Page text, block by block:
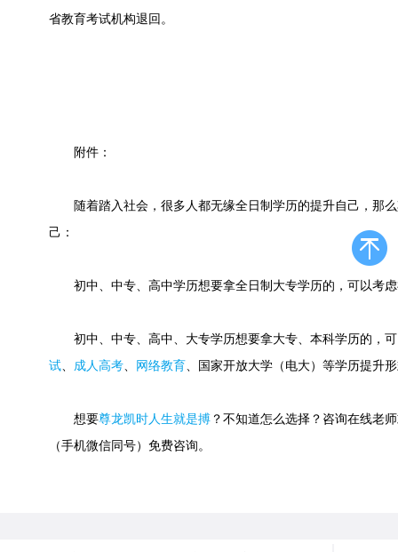
省教育考试机构退回。
附件：
随着踏入社会，很多人都无缘全日制学历的提升自己，那么
己：
初中、中专、高中学历想要拿全日制大专学历的，可以考虑
初中、中专、高中、大专学历想要拿大专、本科学历的，可
试、 成人高考、 网络教育、国家开放大学（电大）等学历提升
想要尊龙凯时人生就是搏 ？不知道怎么选择？咨询在线老
（手机微信同号）免费咨询。